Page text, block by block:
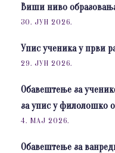
Виши ниво
30. ЈУН 2026.
Упис ученика у први
29. ЈУН 2026.
Обавештење за
за упис у филолошко
4. МАЈ 2026.
Обавештење за